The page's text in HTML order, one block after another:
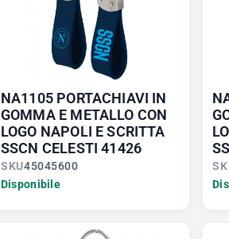
NA1105 PORTACHIAVI IN
GOMMA E METALLO CON
LOGO NAPOLI E SCRITTA
SSCN CELESTI 41426
SKU45045600
Disponibile